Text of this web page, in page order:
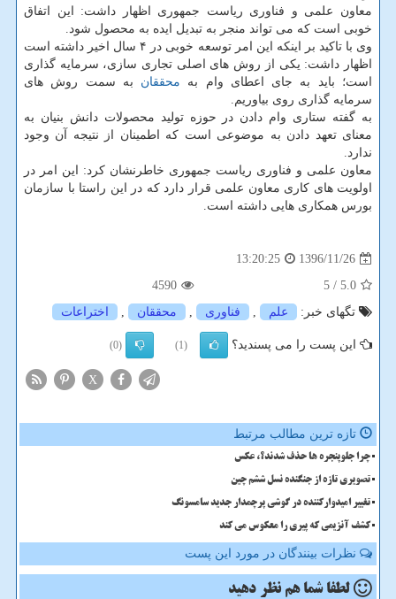
معاون علمی و فناوری ریاست جمهوری اظهار داشت: این اتفاق
خوبی است كه می تواند منجر به تبدیل ایده به محصول شود.
وی با تاكید بر اینكه این امر توسعه خوبی در ۴ سال اخیر داشته است
اظهار داشت: یكی از روش های اصلی تجاری سازی، سرمایه گذاری
است؛ باید به جای اعطای وام به محققان به سمت روش های
سرمایه گذاری روی بیاوریم.
به گفته ستاری وام دادن در حوزه تولید محصولات دانش بنیان به
معنای تعهد دادن به موضوعی است كه اطمینان از نتیجه آن وجود
ندارد.
معاون علمی و فناوری ریاست جمهوری خاطرنشان كرد: این امر در
اولویت های كاری معاون علمی قرار دارد كه در این راستا با سازمان
بورس همكاری هایی داشته است.
1396/11/26
13:20:25
5.0
/ 5
4590
تگهای خبر:
علم , فناوری , محققان , اختراعات
این پست را می پسندید؟ (1)
(0)
X
تازه ترین مطالب مرتبط
چرا جلوپنجره ها حذف شدند؟، عکس
تصویری تازه از جنگنده نسل ششم چین
تغییر امیدوارکننده در گوشی پرچمدار جدید سامسونگ
کشف آنزیمی که پیری را معکوس می کند
نظرات بینندگان در مورد این پست
لطفا شما هم نظر دهید